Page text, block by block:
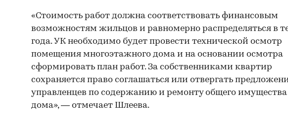
«Стоимость работ должна соответствовать финансовым
возможностям жильцов и равномерно распределяться в
года. УК необходимо будет провести технической осмотр
помещения многоэтажного дома и на основании осмотра
сформировать план работ. За собственниками квартир
сохраняется право соглашаться или отвергать
управленцев по содержанию и ремонту общего имущества
дома», — отмечает Шлеева.